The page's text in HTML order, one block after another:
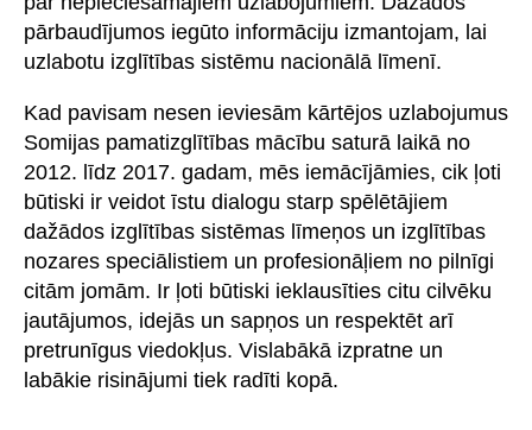
pārbaudījumos iegūto informāciju izmantojam, lai
uzlabotu izglītības sistēmu nacionālā līmenī.
Kad pavisam nesen ieviesām kārtējos uzlabojumus
Somijas pamatizglītības mācību saturā laikā no
2012. līdz 2017. gadam, mēs iemācījāmies, cik ļoti
būtiski ir veidot īstu dialogu starp spēlētājiem
dažādos izglītības sistēmas līmeņos un izglītības
nozares speciālistiem un profesionāļiem no pilnīgi
citām jomām. Ir ļoti būtiski ieklausīties citu cilvēku
jautājumos, idejās un sapņos un respektēt arī
pretrunīgus viedokļus. Vislabākā izpratne un
labākie risinājumi tiek radīti kopā.